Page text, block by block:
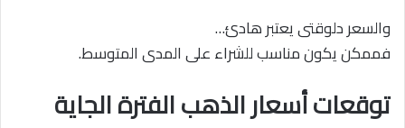
والسعر دلوقتى يعتبر هادئ…
فممكن يكون مناسب للشراء على المدى المتوسط.
توقعات أسعار الذهب الفترة الجاية